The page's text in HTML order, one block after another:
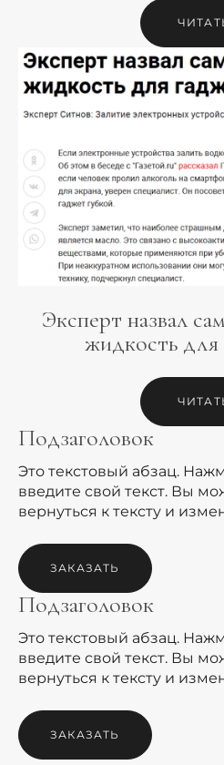
Эксперт назвал
жидкость для
Подзаголовок
Это текстовый абзац.
введите свой текст. Вы
вернуться к тексту и
ЗАКАЗАТЬ
Подзаголовок
Это текстовый абзац.
введите свой текст. Вы
вернуться к тексту и
ЗАКАЗАТЬ